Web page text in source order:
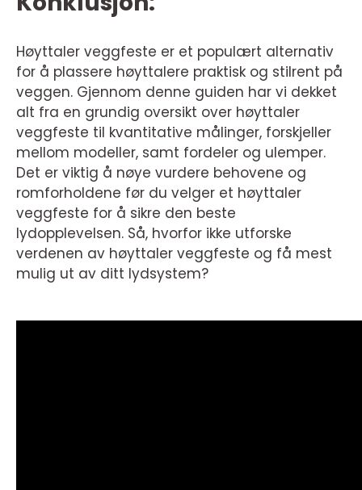
Høyttaler veggfeste er et populært alternativ
for å plassere høyttalere praktisk og stilrent på
veggen. Gjennom denne guiden har vi dekket
alt fra en grundig oversikt over høyttaler
veggfeste til kvantitative målinger, forskjeller
mellom modeller, samt fordeler og ulemper.
Det er viktig å nøye vurdere behovene og
romforholdene før du velger et høyttaler
veggfeste for å sikre den beste
lydopplevelsen. Så, hvorfor ikke utforske
verdenen av høyttaler veggfeste og få mest
mulig ut av ditt lydsystem?